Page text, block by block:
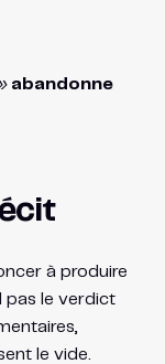
abandonne
à produire
pas le verdict
le vide.